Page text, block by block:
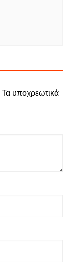
Τα υποχρεωτικά